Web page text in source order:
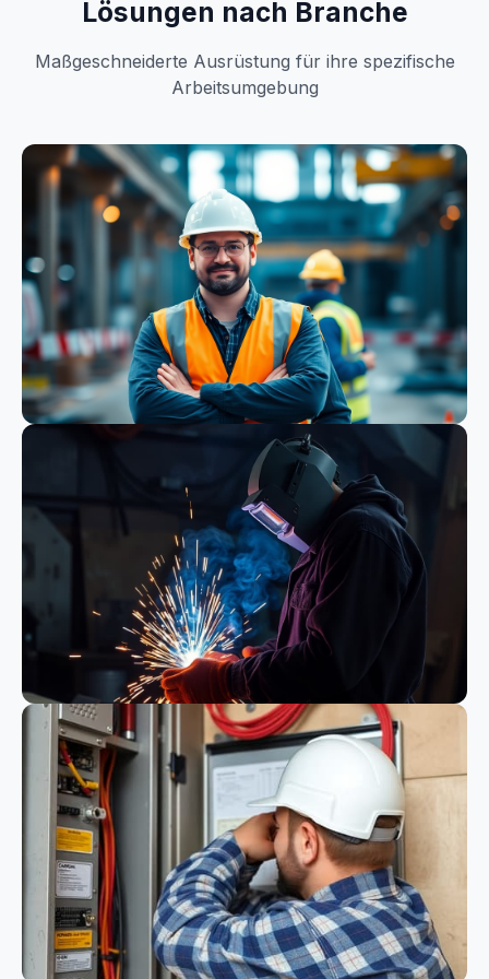
Lösungen nach Branche
Maßgeschneiderte Ausrüstung für ihre spezifische
Arbeitsumgebung
Bauwesen
Schweißen